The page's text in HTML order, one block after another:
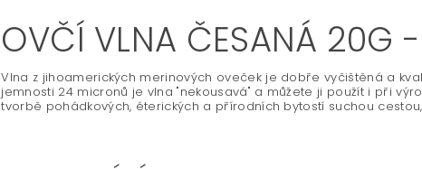
OVČÍ VLNA ČESANÁ 20G
Vlna z jihoamerických merinových oveček je dobře vyčištěná a
jemnosti 24 micronů je vlna "nekousavá" a můžete ji použít i při
tvorbě pohádkových, éterických a přírodních bytostí suchou